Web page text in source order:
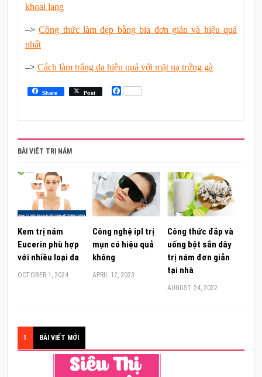
khoai lang
–> Công thức làm đẹp bằng bia đơn giản và hiệu quả
nhất
–> Cách làm trắng da hiệu quả với mặt nạ trứng gà
Share Post Facebook
BÀI VIẾT TRỊ NÁM
Kem trị nám
Eucerin phù hợp
với nhiều loại da
OCTOBER 1, 2024
Công nghệ ipl trị
mụn có hiệu quả
không
APRIL 12, 2023
Công thức đắp và
uống bột sắn dây
trị nám đơn giản
tại nhà
AUGUST 24, 2022
1 BÀI VIẾT MỚI